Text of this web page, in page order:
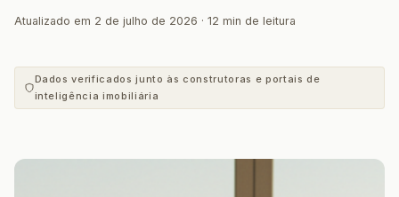
Atualizado em 2 de julho de 2026 · 12 min de leitura
Dados verificados junto às construtoras e portais de
inteligência imobiliária